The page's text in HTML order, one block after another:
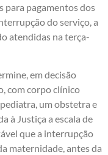
para pagamentos dos
do serviço, a
atendidas na terça-
em decisão
com corpo clínico
um obstetra e
à Justiça a escala de
que a interrupção
maternidade, antes da